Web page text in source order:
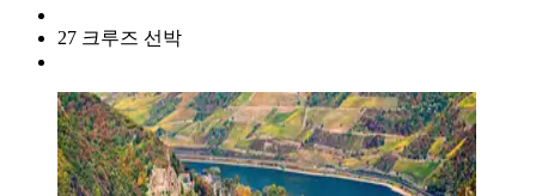
27 크루즈 선박